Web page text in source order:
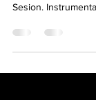
Hurlingham. - Live
de...